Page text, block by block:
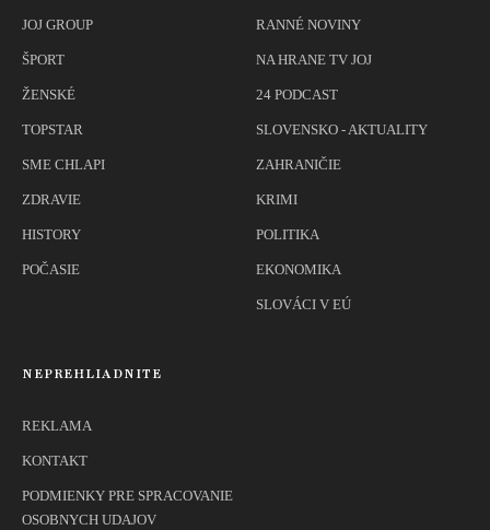
JOJ GROUP
ŠPORT
ŽENSKÉ
TOPSTAR
SME CHLAPI
ZDRAVIE
HISTORY
POČASIE
RANNÉ NOVINY
NA HRANE TV JOJ
24 PODCAST
SLOVENSKO - AKTUALITY
ZAHRANIČIE
KRIMI
POLITIKA
EKONOMIKA
SLOVÁCI V EÚ
NEPREHLIADNITE
REKLAMA
KONTAKT
PODMIENKY PRE SPRACOVANIE
OSOBNYCH UDAJOV